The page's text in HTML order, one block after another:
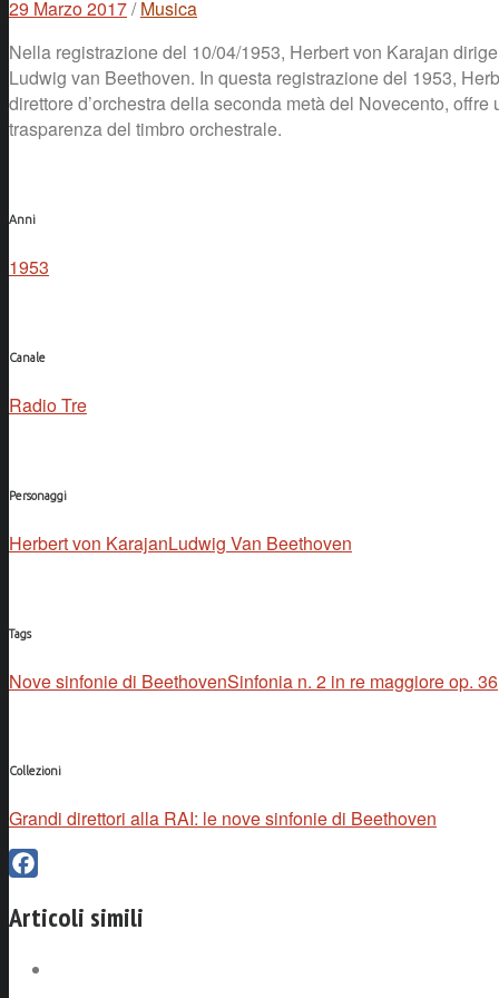
29 Marzo 2017/ Musica
Nella registrazione del 10/04/1953, Herbert von Karajan
Ludwig van Beethoven. In questa registrazione del 1953,
direttore d’orchestra della seconda metà del Novecento,
trasparenza del timbro orchestrale.
Anni
1953
Canale
Radio Tre
Personaggi
Herbert von KarajanLudwig Van Beethoven
Tags
Nove sinfonie di BeethovenSinfonia n. 2 in re maggiore op. 36
Collezioni
Grandi direttori alla RAI: le nove sinfonie di Beethoven
Articoli simili